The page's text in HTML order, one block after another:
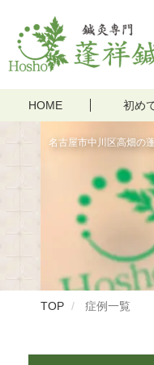
名古屋市中川区高畑の
HOME 初め
TOP 症例一覧